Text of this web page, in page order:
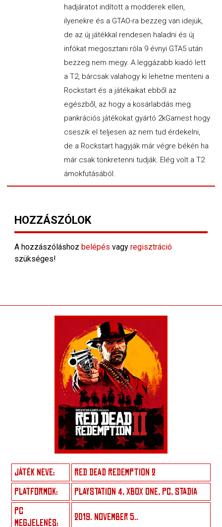
hadjáratot indított a modderek ellen,
ilyenekre és a GTAO-ra bezzeg van idejük,
de az új játékkal rendesen haladni és új
infókat megosztani róla 9 évnyi GTA5 után
bezzeg nem megy. A leggázabb kiadó lett
a T2, bárcsak valahogy ki lehetne menteni a
Rockstart és a játékaikat ebből az
egészből, az hogy a kosárlabdás meg
pankrációs játékokat gyártó 2kGamest hogy
cseszik el teljesen az nem tud érdekelni,
de a Rockstart hagyják már végre békén ha
már csak tönkretenni tudják. Elég volt a T2
ámokfutásából.
HOZZÁSZÓLOK
A hozzászóláshoz belépés vagy regisztráció
szükséges!
JÁTÉK NEVE:
RED DEAD REDEMPTION 2
PLATFORMOK:
PLAYSTATION 4, XBOX ONE, PC, STADIA
PC
MEGJELENÉS:
2019. NOVEMBER 5..